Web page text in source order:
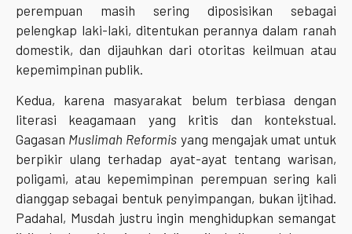
perempuan masih sering diposisikan sebagai
pelengkap laki-laki, ditentukan perannya dalam ranah
domestik, dan dijauhkan dari otoritas keilmuan atau
kepemimpinan publik.
Kedua, karena masyarakat belum terbiasa dengan
literasi keagamaan yang kritis dan kontekstual.
Gagasan Muslimah Reformis yang mengajak umat untuk
berpikir ulang terhadap ayat-ayat tentang warisan,
poligami, atau kepemimpinan perempuan sering kali
dianggap sebagai bentuk penyimpangan, bukan ijtihad.
Padahal, Musdah justru ingin menghidupkan semangat